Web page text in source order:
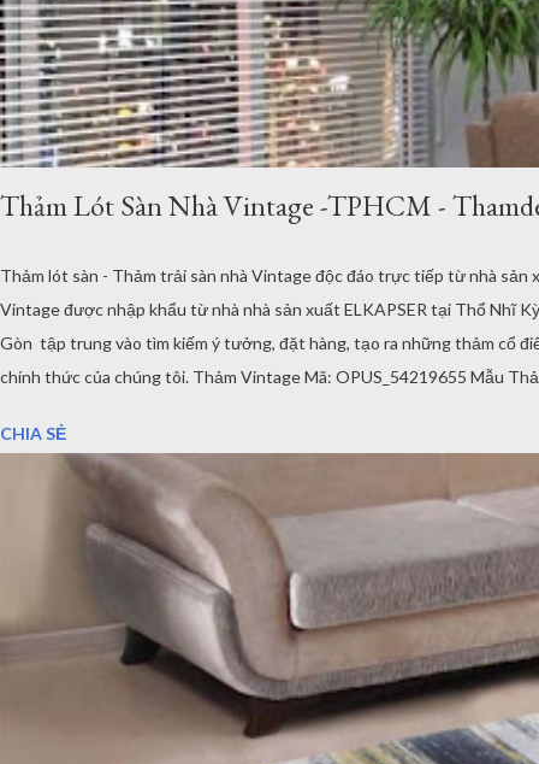
Thảm Lót Sàn Nhà Vintage -TPHCM -
Thảm lót sàn - Thảm trải sàn nhà Vintage độc đáo trực tiếp từ nhà
Vintage được nhập khẩu từ nhà nhà sản xuất ELKAPSER tại Thổ Nhĩ
Gòn tập trung vào tìm kiếm ý tưởng, đặt hàng, tạo ra những thảm cổ
chính thức của chúng tôi. Thảm Vintage Mã: OPUS_54219655 Mẫu
CHIA SẺ